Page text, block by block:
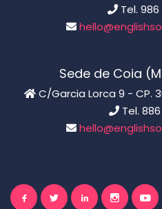
Tel. 986
Sede de Coia
C/Garcia Lorca 9 - CP.
Tel. 886